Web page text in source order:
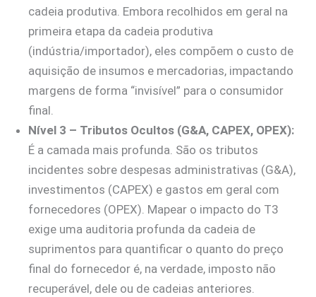
cadeia produtiva. Embora recolhidos em geral na
primeira etapa da cadeia produtiva
(indústria/importador), eles compõem o custo de
aquisição de insumos e mercadorias, impactando
margens de forma “invisível” para o consumidor
final.
Nível 3 – Tributos Ocultos (G&A, CAPEX, OPEX):
É a camada mais profunda. São os tributos
incidentes sobre despesas administrativas (G&A),
investimentos (CAPEX) e gastos em geral com
fornecedores (OPEX). Mapear o impacto do T3
exige uma auditoria profunda da cadeia de
suprimentos para quantificar o quanto do preço
final do fornecedor é, na verdade, imposto não
recuperável, dele ou de cadeias anteriores.